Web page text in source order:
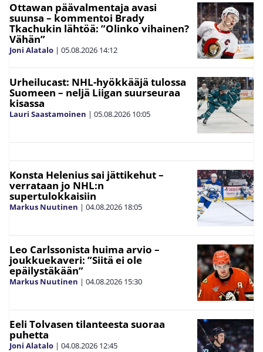
Ottawan päävalmentaja avasi
suunsa – kommentoi Brady
Tkachukin lähtöä: ”Olinko vihainen?
Vähän”
Joni Alatalo | 05.08.2026 14:12
Urheilucast: NHL-hyökkääjä tulossa
Suomeen – neljä Liigan suurseuraa
kisassa
Lauri Saastamoinen | 05.08.2026 10:05
Konsta Helenius sai jättikehut –
verrataan jo NHL:n
supertulokkaisiin
Markus Nuutinen | 04.08.2026 18:05
Leo Carlssonista huima arvio –
joukkuekaveri: ”Siitä ei ole
epäilystäkään”
Markus Nuutinen | 04.08.2026 15:30
Eeli Tolvasen tilanteesta suoraa
puhetta
Joni Alatalo | 04.08.2026 12:45